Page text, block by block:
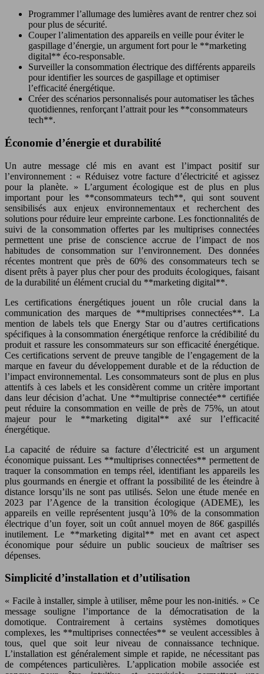
Programmer l’allumage des lumières avant de rentrer chez soi
pour plus de sécurité.
Couper l’alimentation des appareils en veille pour éviter le
gaspillage d’énergie, un argument fort pour le **marketing
digital** éco-responsable.
Surveiller la consommation électrique des différents appareils
pour identifier les sources de gaspillage et optimiser
l’efficacité énergétique.
Créer des scénarios personnalisés pour automatiser les tâches
quotidiennes, renforçant l’attrait pour les **consommateurs
tech**.
Économie d’énergie et durabilité
Un autre message clé mis en avant est l’impact positif sur
l’environnement : « Réduisez votre facture d’électricité et agissez
pour la planète. » L’argument écologique est de plus en plus
important pour les **consommateurs tech**, qui sont souvent
sensibilisés aux enjeux environnementaux et recherchent des
solutions pour réduire leur empreinte carbone. Les fonctionnalités de
suivi de la consommation offertes par les multiprises connectées
permettent une prise de conscience accrue de l’impact de nos
habitudes de consommation sur l’environnement. Des données
récentes montrent que près de 60% des consommateurs tech se
disent prêts à payer plus cher pour des produits écologiques, faisant
de la durabilité un élément crucial du **marketing digital**.
Les certifications énergétiques jouent un rôle crucial dans la
communication des marques de **multiprises connectées**. La
mention de labels tels que Energy Star ou d’autres certifications
spécifiques à la consommation énergétique renforce la crédibilité du
produit et rassure les consommateurs sur son efficacité énergétique.
Ces certifications servent de preuve tangible de l’engagement de la
marque en faveur du développement durable et de la réduction de
l’impact environnemental. Les consommateurs sont de plus en plus
attentifs à ces labels et les considèrent comme un critère important
dans leur décision d’achat. Une **multiprise connectée** certifiée
peut réduire la consommation en veille de près de 75%, un atout
majeur pour le **marketing digital** axé sur l’efficacité
énergétique.
La capacité de réduire sa facture d’électricité est un argument
économique puissant. Les **multiprises connectées** permettent de
traquer la consommation en temps réel, identifiant les appareils les
plus gourmands en énergie et offrant la possibilité de les éteindre à
distance lorsqu’ils ne sont pas utilisés. Selon une étude menée en
2023 par l’Agence de la transition écologique (ADEME), les
appareils en veille représentent jusqu’à 10% de la consommation
électrique d’un foyer, soit un coût annuel moyen de 86€ gaspillés
inutilement. Le **marketing digital** met en avant cet aspect
économique pour séduire un public soucieux de maîtriser ses
dépenses.
Simplicité d’installation et d’utilisation
« Facile à installer, simple à utiliser, même pour les non-initiés. » Ce
message souligne l’importance de la démocratisation de la
domotique. Contrairement à certains systèmes domotiques
complexes, les **multiprises connectées** se veulent accessibles à
tous, quel que soit leur niveau de connaissance technique.
L’installation est généralement simple et rapide, ne nécessitant pas
de compétences particulières. L’application mobile associée est